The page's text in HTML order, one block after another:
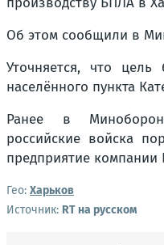
Об этом сообщили в
Уточняется, что
населённого пункта
Ранее в
российские войска
предприятие компании
Гео: Харьков
Источник: RT на русском